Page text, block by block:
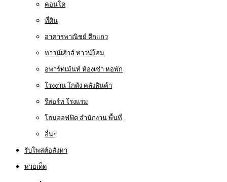
คอนโด
ที่ดิน
อาคารพาณิชย์ ตึกแถว
ทาวน์เฮ้าส์ ทาวน์โฮม
อพาร์ทเม้นท์ ห้องเช่า หอพัก
โรงงาน โกดัง คลังสินค้า
รีสอร์ท โรงแรม
โฮมออฟฟิต สำนักงาน พื้นที่
อื่นๆ
รับโพสต์อสังหา
หวยเด็ด